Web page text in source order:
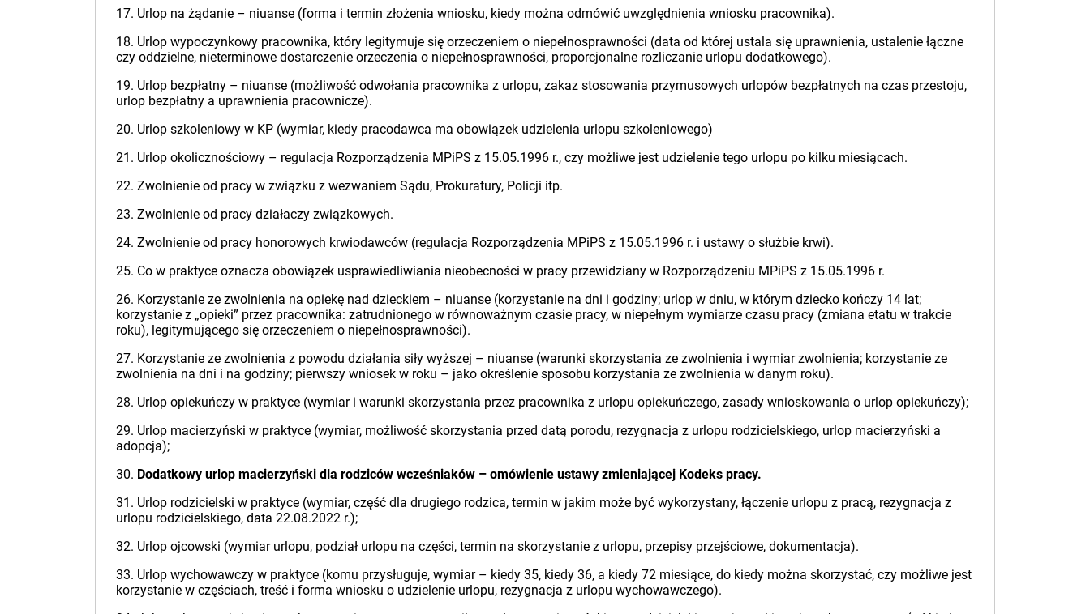
17. Urlop na żądanie – niuanse (forma i termin złożenia wniosku, kiedy można odmówić uwzględnienia wniosku pracownika).
18. Urlop wypoczynkowy pracownika, który legitymuje się orzeczeniem o niepełnosprawności (data od której ustala się uprawnienia, ustalenie łączne
czy oddzielne, nieterminowe dostarczenie orzeczenia o niepełnosprawności, proporcjonalne rozliczanie urlopu dodatkowego).
19. Urlop bezpłatny – niuanse (możliwość odwołania pracownika z urlopu, zakaz stosowania przymusowych urlopów bezpłatnych na czas przestoju,
urlop bezpłatny a uprawnienia pracownicze).
20. Urlop szkoleniowy w KP (wymiar, kiedy pracodawca ma obowiązek udzielenia urlopu szkoleniowego)
21. Urlop okolicznościowy – regulacja Rozporządzenia MPiPS z 15.05.1996 r., czy możliwe jest udzielenie tego urlopu po kilku miesiącach.
22. Zwolnienie od pracy w związku z wezwaniem Sądu, Prokuratury, Policji itp.
23. Zwolnienie od pracy działaczy związkowych.
24. Zwolnienie od pracy honorowych krwiodawców (regulacja Rozporządzenia MPiPS z 15.05.1996 r. i ustawy o służbie krwi).
25. Co w praktyce oznacza obowiązek usprawiedliwiania nieobecności w pracy przewidziany w Rozporządzeniu MPiPS z 15.05.1996 r.
26. Korzystanie ze zwolnienia na opiekę nad dzieckiem – niuanse (korzystanie na dni i godziny; urlop w dniu, w którym dziecko kończy 14 lat;
korzystanie z „opieki” przez pracownika: zatrudnionego w równoważnym czasie pracy, w niepełnym wymiarze czasu pracy (zmiana etatu w trakcie
roku), legitymującego się orzeczeniem o niepełnosprawności).
27. Korzystanie ze zwolnienia z powodu działania siły wyższej – niuanse (warunki skorzystania ze zwolnienia i wymiar zwolnienia; korzystanie ze
zwolnienia na dni i na godziny; pierwszy wniosek w roku – jako określenie sposobu korzystania ze zwolnienia w danym roku).
28. Urlop opiekuńczy w praktyce (wymiar i warunki skorzystania przez pracownika z urlopu opiekuńczego, zasady wnioskowania o urlop opiekuńczy);
29. Urlop macierzyński w praktyce (wymiar, możliwość skorzystania przed datą porodu, rezygnacja z urlopu rodzicielskiego, urlop macierzyński a
adopcja);
30. Dodatkowy urlop macierzyński dla rodziców wcześniaków – omówienie ustawy zmieniającej Kodeks pracy.
31. Urlop rodzicielski w praktyce (wymiar, część dla drugiego rodzica, termin w jakim może być wykorzystany, łączenie urlopu z pracą, rezygnacja z
urlopu rodzicielskiego, data 22.08.2022 r.);
32. Urlop ojcowski (wymiar urlopu, podział urlopu na części, termin na skorzystanie z urlopu, przepisy przejściowe, dokumentacja).
33. Urlop wychowawczy w praktyce (komu przysługuje, wymiar – kiedy 35, kiedy 36, a kiedy 72 miesiące, do kiedy można skorzystać, czy możliwe jest
korzystanie w częściach, treść i forma wniosku o udzielenie urlopu, rezygnacja z urlopu wychowawczego).